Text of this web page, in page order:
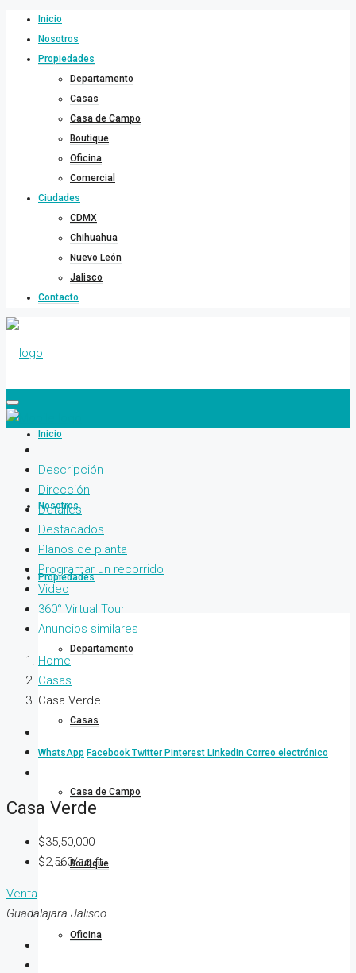
Inicio
Nosotros
Propiedades
Departamento
Casas
Casa de Campo
Boutique
Oficina
Comercial
Ciudades
CDMX
Chihuahua
Nuevo León
Jalisco
Contacto
Inicio
Nosotros
Propiedades
Departamento
Casas
Casa de Campo
Boutique
Oficina
Descripción
Dirección
Detalles
Destacados
Planos de planta
Programar un recorrido
Video
360° Virtual Tour
Anuncios similares
Home
Casas
Casa Verde
WhatsApp Facebook Twitter Pinterest LinkedIn Correo electrónico
Casa Verde
$35,50,000
$2,560/sq ft
Venta
Guadalajara Jalisco